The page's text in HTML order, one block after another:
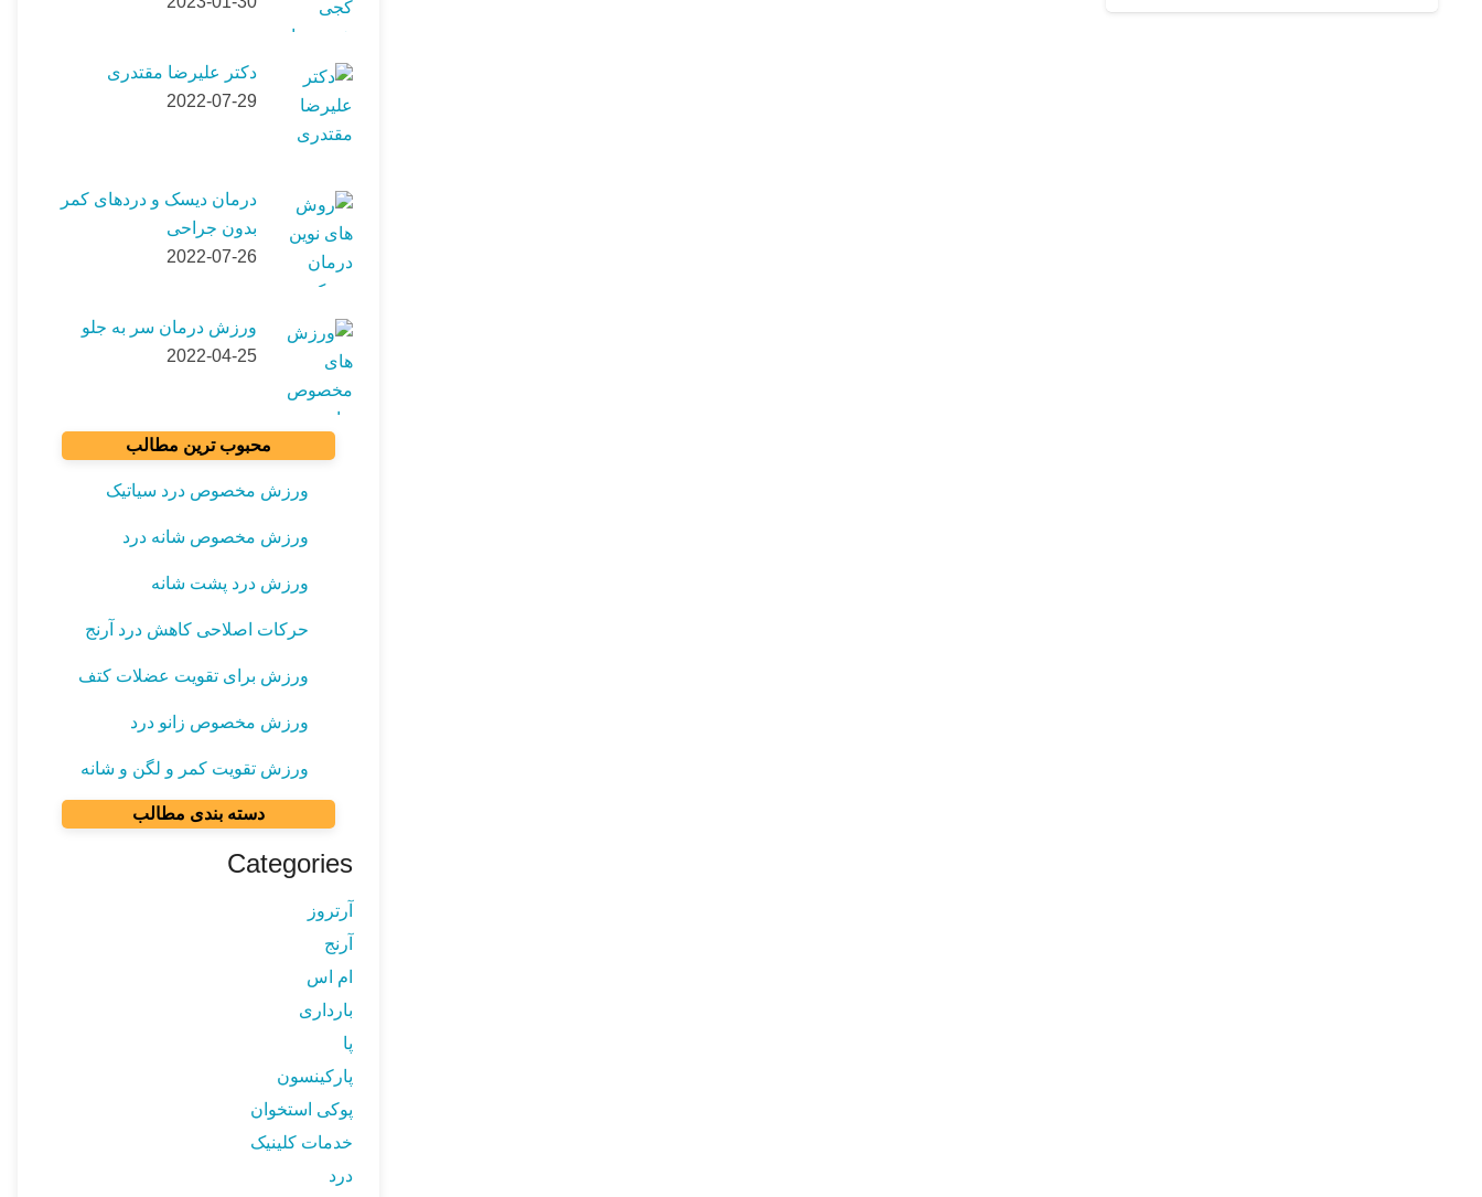
دکتر علیرضا مقتدری
2022-07-29
درمان دیسک و دردهای کمر
بدون جراحی
2022-07-26
ورزش درمان سر به جلو
2022-04-25
محبوب ترین مطالب
ورزش مخصوص درد سیاتیک
ورزش مخصوص شانه درد
ورزش درد پشت شانه
حرکات اصلاحی کاهش درد آرنج
ورزش برای تقویت عضلات کتف
ورزش مخصوص زانو درد
ورزش تقویت کمر و لگن و شانه
دسته بندی مطالب
Categories
آرتروز
آرنج
ام اس
بارداری
پا
پارکینسون
پوکی استخوان
خدمات کلینیک
درد